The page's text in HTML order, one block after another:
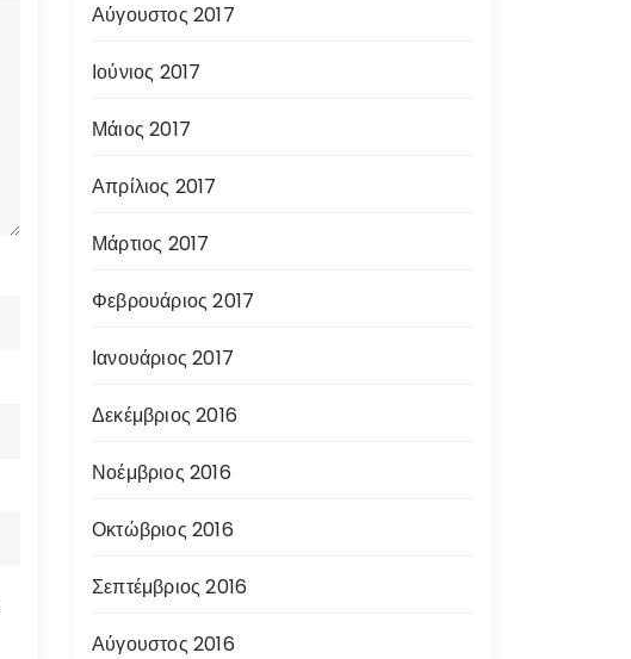
Αύγουστος 2017
Ιούνιος 2017
Μάιος 2017
Απρίλιος 2017
Μάρτιος 2017
Φεβρουάριος 2017
Ιανουάριος 2017
Δεκέμβριος 2016
Νοέμβριος 2016
Οκτώβριος 2016
Σεπτέμβριος 2016
Αύγουστος 2016